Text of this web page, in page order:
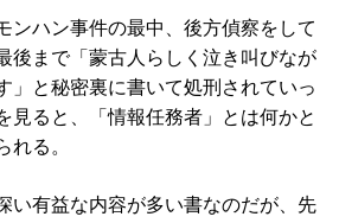
ハン事件の最中、後方偵察をして
後まで「蒙古人らしく泣き叫びなが
」と秘密裏に書いて処刑されていっ
見ると、「情報任務者」とは何かと
れる。
い有益な内容が多い書なのだが、先